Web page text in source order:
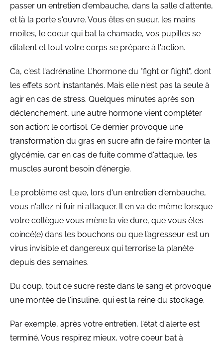
passer un entretien d'embauche, dans la salle d'attente,
et là la porte s'ouvre. Vous êtes en sueur, les mains
moites, le coeur qui bat la chamade, vos pupilles se
dilatent et tout votre corps se prépare à l'action.
Ca, c'est l'adrénaline. L'hormone du "fight or flight", dont
les effets sont instantanés. Mais elle n'est pas la seule à
agir en cas de stress. Quelques minutes après son
déclenchement, une autre hormone vient compléter
son action: le cortisol. Ce dernier provoque une
transformation du gras en sucre afin de faire monter la
glycémie, car en cas de fuite comme d'attaque, les
muscles auront besoin d'énergie.
Le problème est que, lors d'un entretien d'embauche,
vous n'allez ni fuir ni attaquer. Il en va de même lorsque
votre collègue vous mène la vie dure, que vous êtes
coincé(e) dans les bouchons ou que l’agresseur est un
virus invisible et dangereux qui terrorise la planète
depuis des semaines.
Du coup, tout ce sucre reste dans le sang et provoque
une montée de l'insuline, qui est la reine du stockage.
Par exemple, après votre entretien, l'état d'alerte est
terminé. Vous respirez mieux, votre coeur bat à